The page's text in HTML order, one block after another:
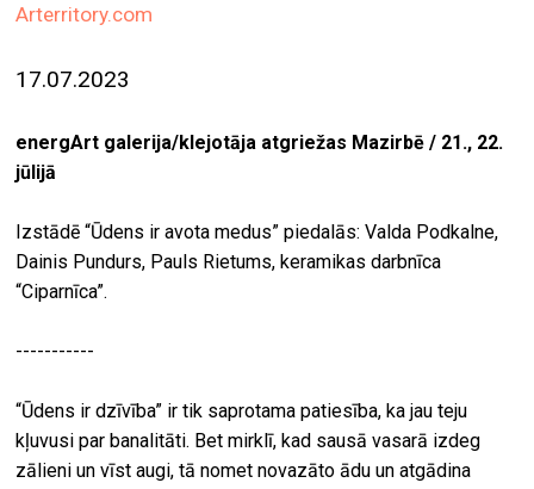
meklēt
Arterritory.com
17.07.2023
energArt galerija/klejotāja atgriežas Mazirbē / 21., 22.
jūlijā
Izstādē “Ūdens ir avota medus” piedalās: Valda Podkalne,
Dainis Pundurs, Pauls Rietums, keramikas darbnīca
“Ciparnīca”.
-----------
“Ūdens ir dzīvība” ir tik saprotama patiesība, ka jau teju
kļuvusi par banalitāti. Bet mirklī, kad sausā vasarā izdeg
zālieni un vīst augi, tā nomet novazāto ādu un atgādina